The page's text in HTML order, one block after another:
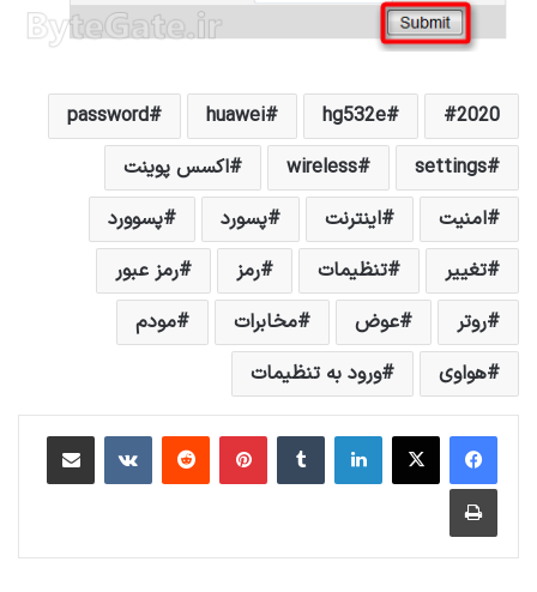
2020
hg532e
huawei
password
settings
wireless
اکسس پوینت
امنیت
اینترنت پسورد
پسوورد
تغییر
تنظیمات رمز
رمز عبور
روتر
عوض مخابرات
مودم
هواوی
ورود به تنظیمات
لینکداینتامبلر پینتریستReddit
VKontakteاشتراک گذاری با ایمیل
چاپ